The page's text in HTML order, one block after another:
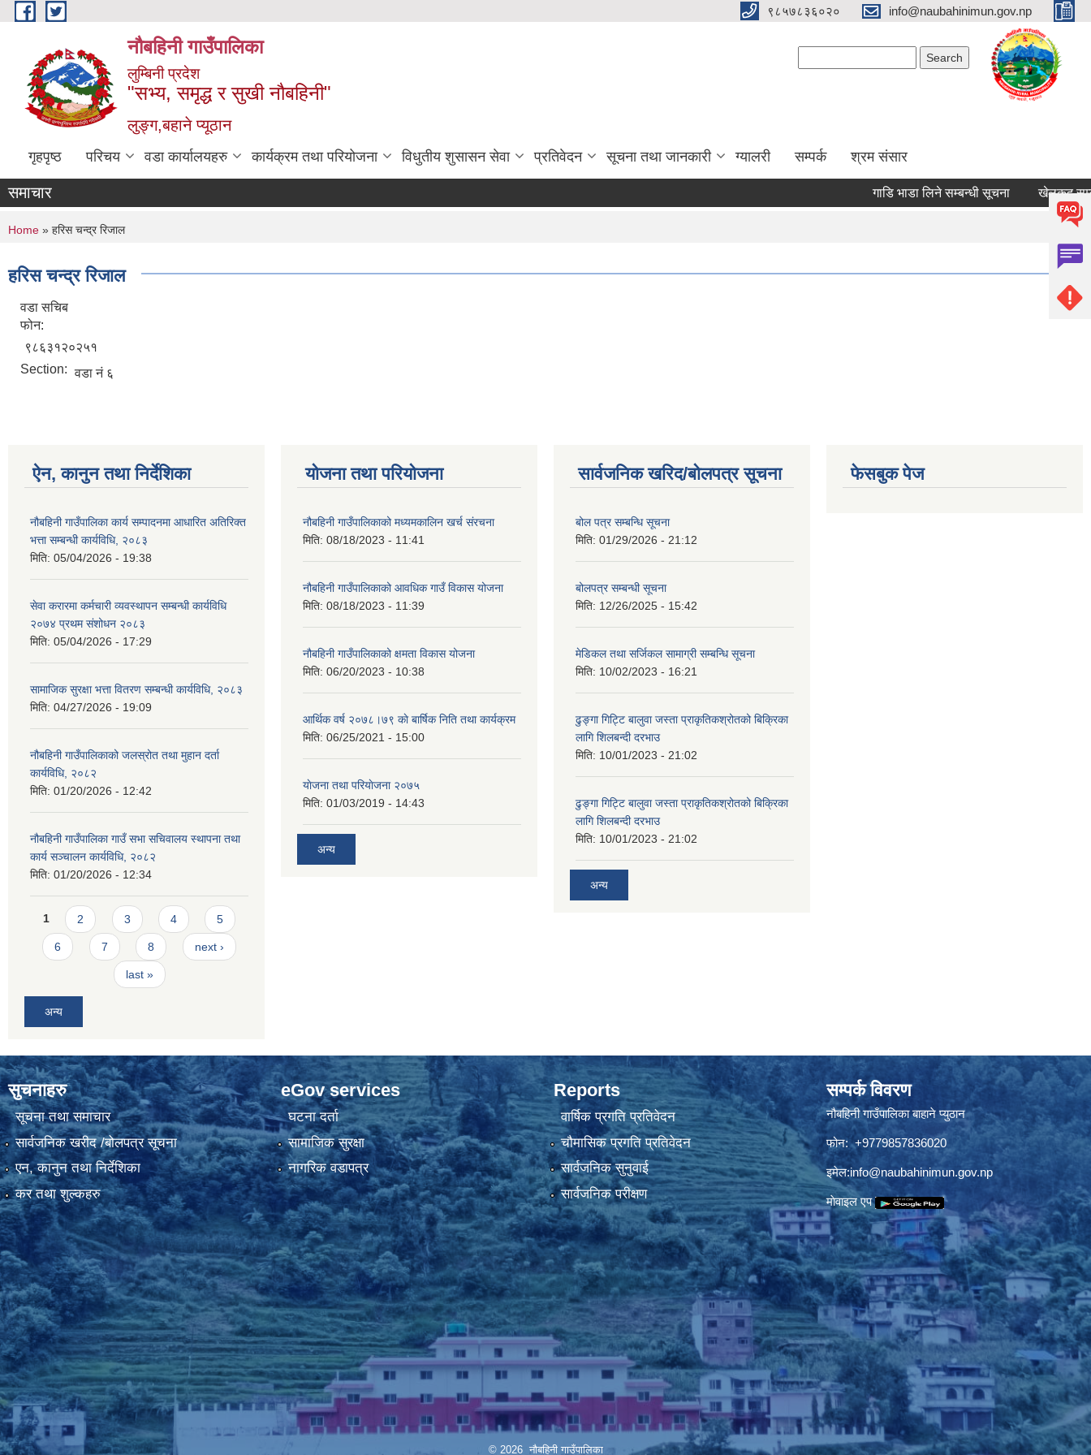
Skip to main content ९८५७८३६०२० info@naubahinimun.gov.np
नौबहिनी गाउँपालिका
लुम्बिनी प्रदेश
"सभ्य, समृद्ध र सुखी नौबहिनी"
लुङ्ग,बहाने प्यूठान
गृहपृष्ठ परिचय वडा कार्यालयहरु कार्यक्रम तथा परियोजना विधुतीय शुसासन सेवा प्रतिवेदन सूचना तथा जानकारी ग्यालरी सम्पर्क श्रम संसार
समाचार गाडि भाडा लिने सम्बन्धी सूचना खेलकुद सम्बन्धी
You are here
Home » ह‍रिस चन्द्र रिजाल
ह‍रिस चन्द्र रिजाल
वडा सचिब
फोन:
९८६३१२०२५१
Section: वडा नं ६
ऐन, कानुन तथा निर्देशिका
नौबहिनी गाउँपालिका कार्य सम्पादनमा आधारित अतिरिक्त
भत्ता सम्बन्धी कार्यविधि, २०८३
मिति: 05/04/2026 - 19:38
सेवा करारमा कर्मचारी व्यवस्थापन सम्बन्धी कार्यविधि
२०७४ प्रथम संशोधन २०८३
मिति: 05/04/2026 - 17:29
सामाजिक सुरक्षा भत्ता वितरण सम्बन्धी कार्यविधि, २०८३
मिति: 04/27/2026 - 19:09
नौबहिनी गाउँपालिकाको जलस्रोत तथा मुहान दर्ता
कार्यविधि, २०८२
मिति: 01/20/2026 - 12:42
नौबहिनी गाउँपालिका गाउँ सभा सचिवालय स्थापना तथा
कार्य सञ्चालन कार्यविधि, २०८२
मिति: 01/20/2026 - 12:34
Pages
1 2 3 4 5
6 7 8 next ›
last »
अन्य
योजना तथा परियोजना
नौबहिनी गाउँपालिकाको मध्यमकालिन खर्च संरचना
मिति: 08/18/2023 - 11:41
नौबहिनी गाउँपालिकाको आवधिक गाउँ विकास योजना
मिति: 08/18/2023 - 11:39
नौबहिनी गाउँपालिकाको क्षमता विकास योजना
मिति: 06/20/2023 - 10:38
आर्थिक वर्ष २०७८।७९ काे बार्षिक निति तथा कार्यक्रम
मिति: 06/25/2021 - 15:00
याेजना तथा परियाेजना २०७५
मिति: 01/03/2019 - 14:43
अन्य
सार्वजनिक खरिद/बोलपत्र सूचना
बोल पत्र सम्बन्धि सूचना
मिति: 01/29/2026 - 21:12
बोलपत्र सम्बन्धी सूचना
मिति: 12/26/2025 - 15:42
मेडिकल तथा सर्जिकल सामाग्री सम्बन्धि सूचना
मिति: 10/02/2023 - 16:21
ढुङ्गा गिट्टि बालुवा जस्ता प्राकृतिकश्रोतको बिक्रिका
लागि शिलबन्दी दरभाउ
मिति: 10/01/2023 - 21:02
ढुङ्गा गिट्टि बालुवा जस्ता प्राकृतिकश्रोतको बिक्रिका
लागि शिलबन्दी दरभाउ
मिति: 10/01/2023 - 21:02
अन्य
फेसबुक पेज
सुचनाहरु
सूचना तथा समाचार
सार्वजनिक खरीद /बोलपत्र सूचना
एन, कानुन तथा निर्देशिका
कर तथा शुल्कहरु
eGov services
घटना दर्ता
सामाजिक सुरक्षा
नागरिक वडापत्र
Reports
वार्षिक प्रगति प्रतिवेदन
चौमासिक प्रगति प्रतिवेदन
सार्वजनिक सुनुवाई
सार्वजनिक परीक्षण
सम्पर्क विवरण
नौबहिनी गाउँपालिका बाहाने प्युठान
फोन: +9779857836020
इमेल:info@naubahinimun.gov.np
माेवाइल एप
© 2026 नौबहिनी गाउँपालिका